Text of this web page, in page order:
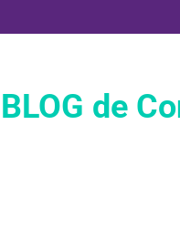
BLOG de